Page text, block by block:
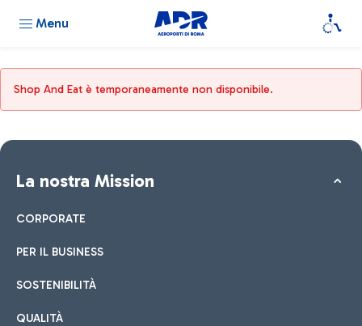
Menu
Shop And Eat è temporaneamente non disponibile.
La nostra Mission
CORPORATE
PER IL BUSINESS
SOSTENIBILITÀ
QUALITÀ